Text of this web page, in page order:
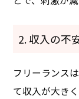
2. 収入の不
フリーランス
て収入が大き